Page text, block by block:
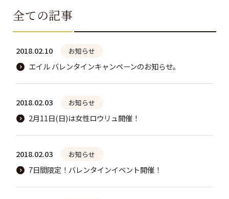
全ての記事
2018.02.10 お知らせ
エイル バレンタインキャンペーンのお知らせ。
2018.02.03 お知らせ
2月11日(日)は女性ロウリュ開催！
2018.02.03 お知らせ
7日間限定！バレンタインイベント開催！